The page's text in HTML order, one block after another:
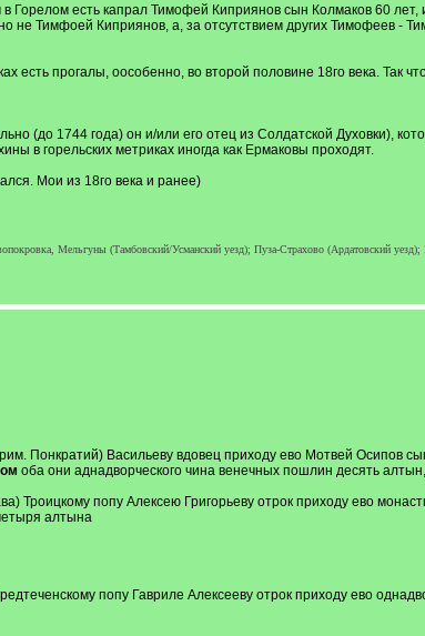
есть капрал Тимофей Киприянов сын Колмаков 60 лет,
не Тимфоей Киприянов, а, за отсутствием других Тимофеев -
прогалы, оособенно, во второй половине 18го века. Так
(до 1744 года) он и/или его отец из Солдатской Духовки),
в горельских метриках иногда как Ермаковы проходят.
Мои из 18го века и ранее)
Мельгуны (Тамбовский/Усманский уезд); Пуза-Страхово (Ардатовский
Понкратий) Васильеву вдовец приходу ево Мотвей Осипов
оба они аднадворческого чина венечных пошлин десять
Троицкому попу Алексею Григорьеву отрок приходу ево
алтына
попу Гавриле Алексееву отрок приходу ево